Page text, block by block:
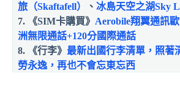
旅（Skaftafell）
、 冰島天空之湖Sky
7. 《SIM卡購買》 Aerobile翔翼通訊
洲無限通話+120分國際通話
8.
《行李》 最新出國行李清單，照著
勞永逸，再也不會忘東忘西